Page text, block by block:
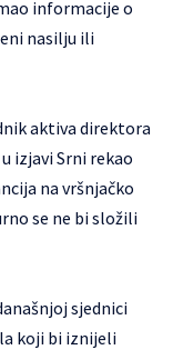
informacije o
nasilju ili
aktiva direktora
izjavi Srni rekao
na vršnjačko
se ne bi složili
sjednici
koji bi iznijeli